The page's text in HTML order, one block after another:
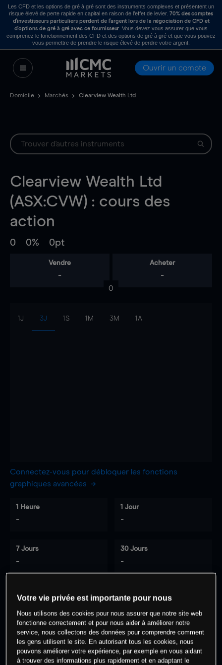
Les CFD et les options de gré à gré sont des instruments complexes et présentent un
risque élevé de perte rapide en capital en raison de l’effet de levier. 70% des comptes
d’investisseurs particuliers perdent de l’argent lors de la négociation de CFD et
d’options de gré à gré avec ce fournisseur . Vous devez vous assurer que vous
comprenez le fonctionnement des CFD et des options de gré à gré et que vous pouvez
vous permettre de prendre le risque élevé de perdre votre argent.
Ouvrir un compte
Domicile Marchés Clearview Wealth Ltd
Clearview Wealth Ltd
(ASX:CVW) : cours des
action
0 0% 0pt
Vendre
-
Acheter
-
0
1J 3J 1S 1M 3M 1A
Connectez-vous pour débloquer les fonctions
graphiques avancées
1 Heure
-
1 Jour
-
7 Jours
-
30 Jours
-
0 % des clients ont une position à
cet actif
Commencez à trader
Votre vie privée est importante pour nous
Nous utilisons des cookies pour nous assurer que notre site web
fonctionne correctement et pour nous aider à améliorer notre
service, nous collectons des données pour comprendre comment
les gens utilisent le site. En autorisant tous les cookies, nous
pouvons améliorer votre expérience, par exemple en vous aidant
à trouver des informations plus rapidement et en adaptant le